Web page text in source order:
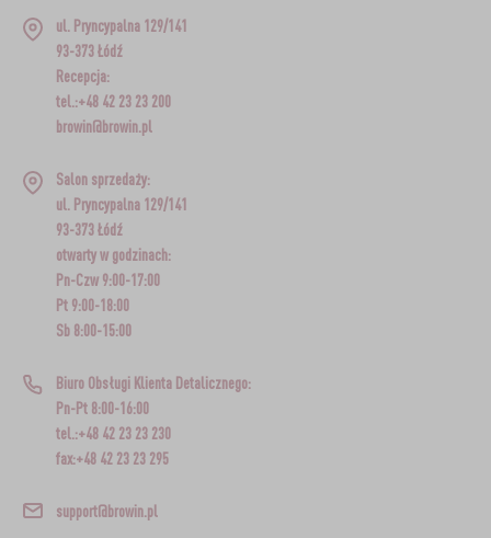
ul. Pryncypalna 129/141
93-373 Łódź
Recepcja:
tel.:+48 42 23 23 200
browin@browin.pl
Salon sprzedaży:
ul. Pryncypalna 129/141
93-373 Łódź
otwarty w godzinach:
Pn-Czw 9:00-17:00
Pt 9:00-18:00
Sb 8:00-15:00
Biuro Obsługi Klienta Detalicznego:
Pn-Pt 8:00-16:00
tel.:+48 42 23 23 230
fax:+48 42 23 23 295
support@browin.pl